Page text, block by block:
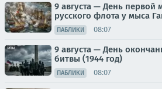
9 августа — День первой
русского флота у мыса
ПАБЛИКИ 08:07
9 августа — День
битвы (1944 год)
ПАБЛИКИ 08:07